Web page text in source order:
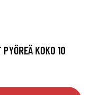
KOKO 10